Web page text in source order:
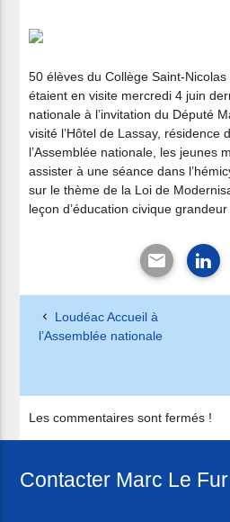
50 élèves du Collège Saint-
étaient en visite mercredi 4 juin
nationale à l’invitation du Député
visité l’Hôtel de Lassay, résidence
l’Assemblée nationale, les jeunes
assister à une séance dans
sur le thème de la Loi de
leçon d’éducation civique
Loudéac Accueil à
l’Assemblée nationale
Les commentaires sont fermés !
Contacter Marc Le Fur